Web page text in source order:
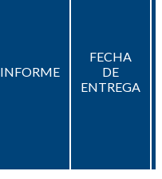
INFORME
FECHA
DE
ENTREGA